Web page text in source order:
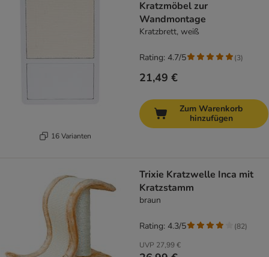
16 Varianten
Kratzmöbel zur
Wandmontage
Kratzbrett, weiß
21,49 €
Rating: 4.7/5 (3)
Zum Warenkorb
hinzufügen
Trixie Kratzwelle Inca mit
Kratzstamm
braun
UVP 27,99 €
Rating: 4.3/5 (82)